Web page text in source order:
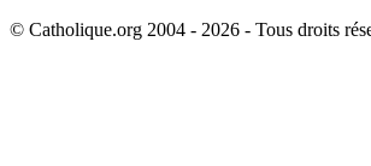
© Catholique.org 2004 - 2026 - Tous droits